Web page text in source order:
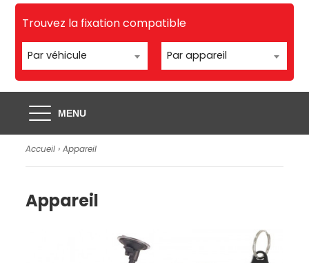
Trouvez la fixation compatible
Par véhicule Par appareil
MENU
Accueil ›Appareil
Appareil